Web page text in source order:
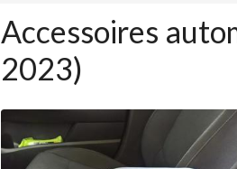
Accessoires
2023)